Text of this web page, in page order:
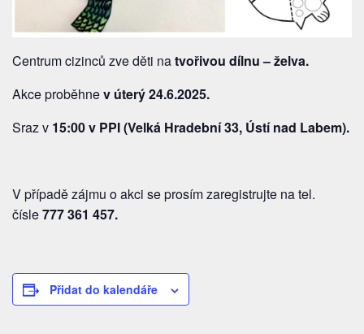
Centrum cizinců zve děti natvořivou dílnu – želva.
Akce proběhnev úterý 24.6.2025.
Sraz v 15:00 v PPI (Velká Hradební 33, Ústí nad Labem).
V případě zájmu o akci se prosím zaregistrujte na tel.
čísle777 361 457.
Přidat do kalendáře